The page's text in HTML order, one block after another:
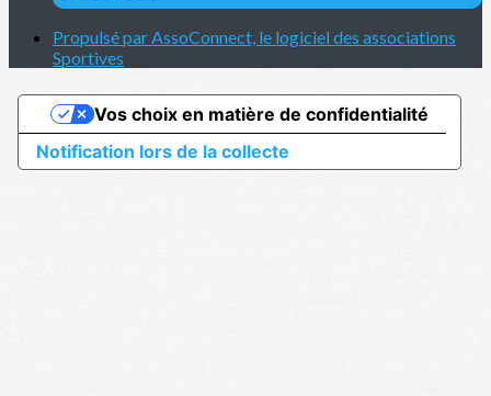
Propulsé par AssoConnect, le logiciel des associations
Sportives
Notification lors de la collecte
Vos choix en matière de confidentialité